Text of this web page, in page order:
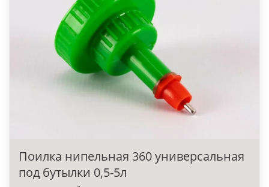
Поилка нипельная 360 универсальная
под бутылки 0,5-5л